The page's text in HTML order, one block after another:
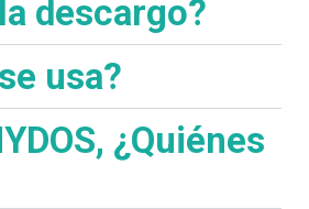
descargo?
usa?
¿Quiénes